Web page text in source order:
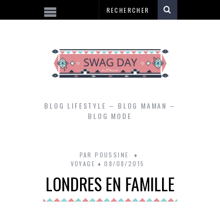
BLOG LIFESTYLE – BLOG MAMAN –
BLOG MODE
PAR POUSSINE
VOYAGE
08/08/2015
LONDRES EN FAMILLE